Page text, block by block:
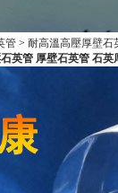
管 > 耐高溫高壓厚壁石
英管 厚壁石英管 石英